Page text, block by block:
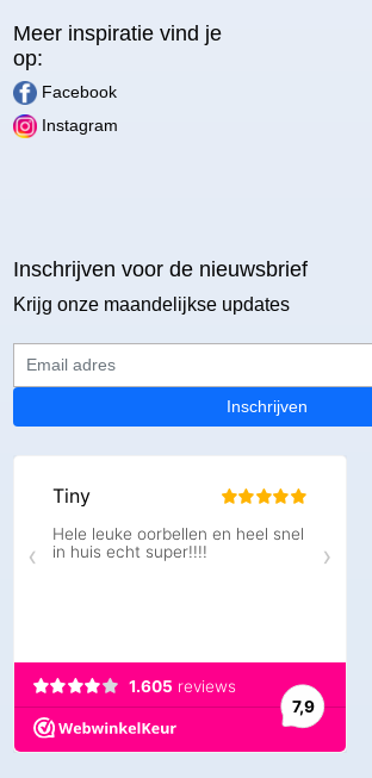
Meer inspiratie vind je
op:
Facebook
Instagram
Inschrijven voor de nieuwsbrief
Krijg onze maandelijkse updates
Inschrijven